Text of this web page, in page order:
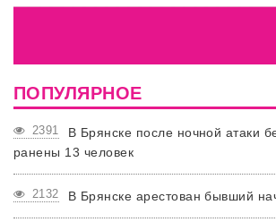
ПОПУЛЯРНОЕ
2391
В Брянске после ночной атаки
ранены 13 человек
2132 В Брянске арестован бывший